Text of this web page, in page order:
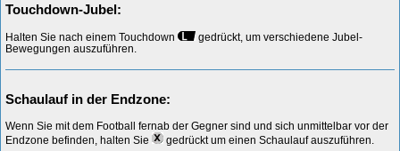
Touchdown-Jubel:
Halten Sie nach einem Touchdown
gedrückt, um verschiedene Jubel-
Bewegungen auszuführen.
Schaulauf in der Endzone:
Wenn Sie mit dem Football fernab der Gegner sind und sich unmittelbar vor der
Endzone befinden, halten Sie
gedrückt um einen Schaulauf auszuführen.